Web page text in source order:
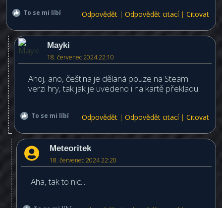
To se mi líbí Odpovědět | Odpovědět citací| Citovat
Mayki
18. červenec 2024 22:10
Ahoj, ano, čeština je dělaná pouze na Steam
verzi hry, tak jak je uvedeno i na kartě překladu.
To se mi líbí Odpovědět | Odpovědět citací| Citovat
Meteoritek
18. červenec 2024 22:20
Aha, tak to nic...